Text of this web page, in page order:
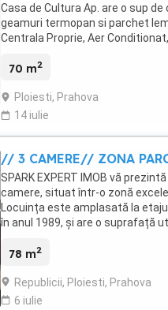
Casa de Cultura Ap. are o sup
geamuri termopan si parchet
Centrala Proprie, Aer
70 m2
Ploiesti, Prahova
14 iulie
// 3 CAMERE// ZONA
SPARK EXPERT IMOB vă
camere, situat într-o zonă
Locuința este amplasată la
în anul 1989, și are o suprafață
78 m2
Republicii, Ploiesti, Prahova
6 iulie